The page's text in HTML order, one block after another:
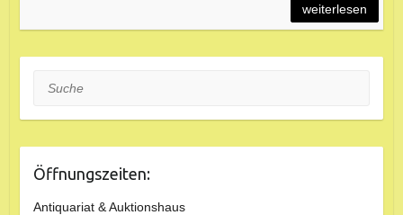
weiterlesen
Suche
Öffnungszeiten:
Antiquariat & Auktionshaus